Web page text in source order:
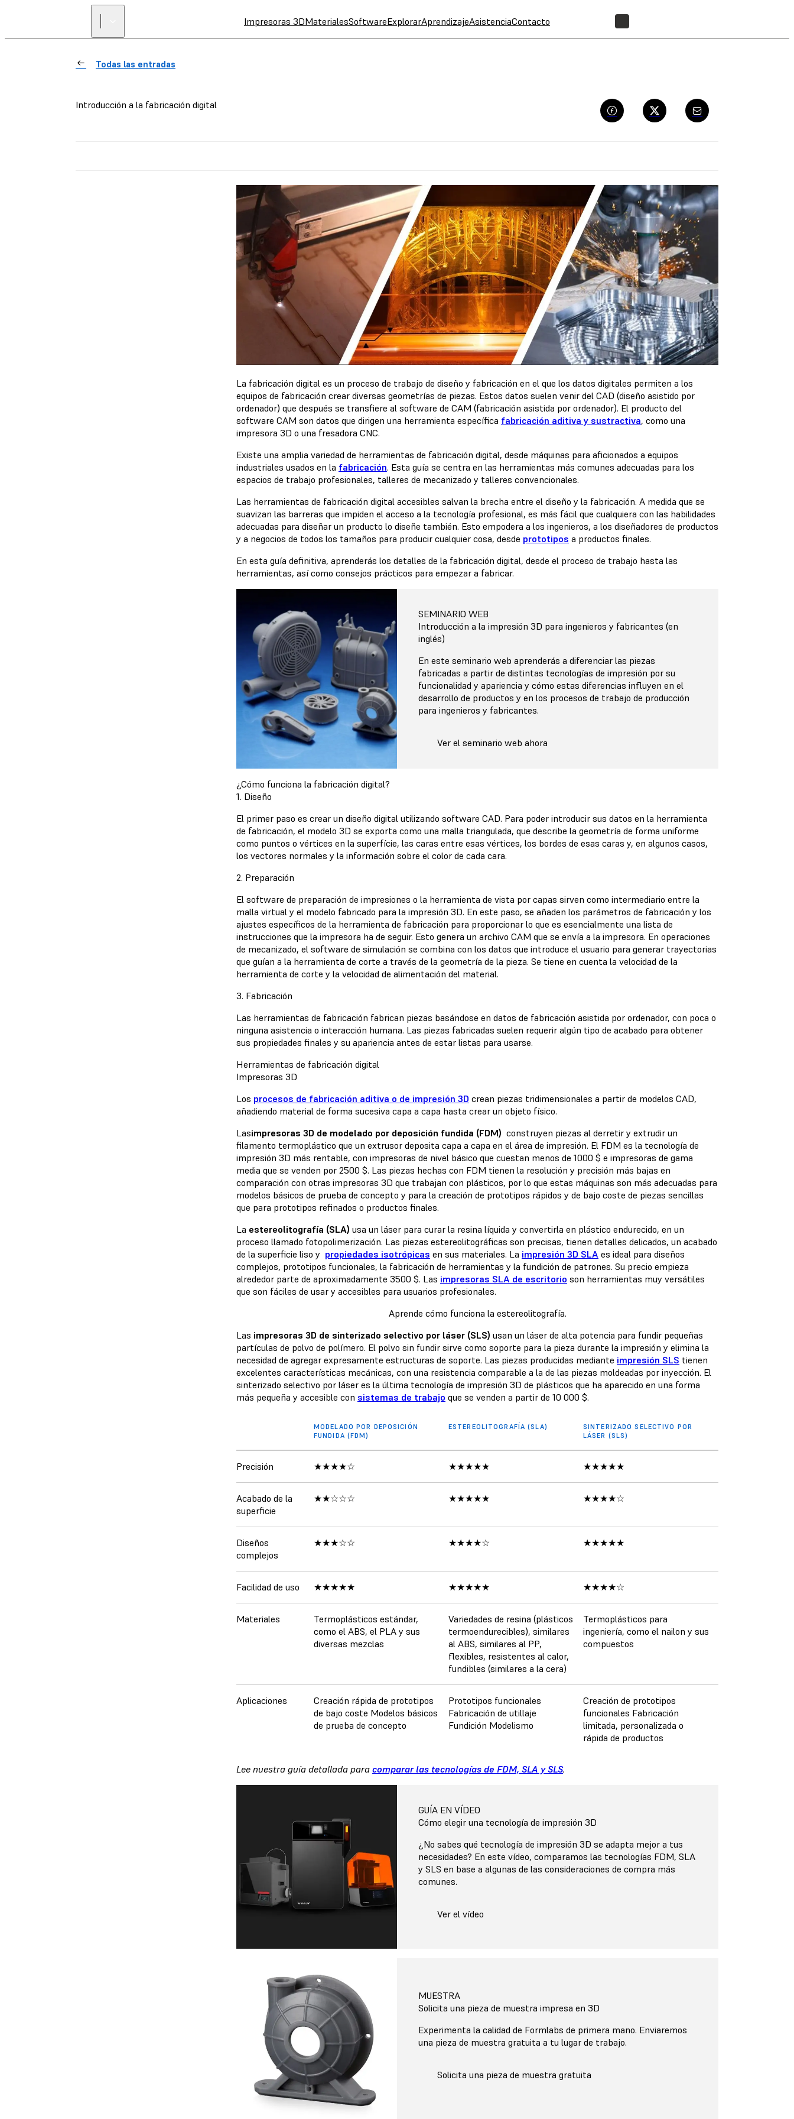
Impresoras 3DMaterialesSoftwareExplorarAprendizajeAsistenciaContacto
Todas las entradas
Introducción a la fabricación digital
La fabricación digital es un proceso de trabajo de diseño y fabricación en el que los datos digitales permiten a los
equipos de fabricación crear diversas geometrías de piezas. Estos datos suelen venir del CAD (diseño asistido por
ordenador) que después se transfiere al software de CAM (fabricación asistida por ordenador). El producto del
software CAM son datos que dirigen una herramienta específica fabricación aditiva y sustractiva, como una
impresora 3D o una fresadora CNC.
Existe una amplia variedad de herramientas de fabricación digital, desde máquinas para aficionados a equipos
industriales usados en la fabricación. Esta guía se centra en las herramientas más comunes adecuadas para los
espacios de trabajo profesionales, talleres de mecanizado y talleres convencionales.
Las herramientas de fabricación digital accesibles salvan la brecha entre el diseño y la fabricación. A medida que se
suavizan las barreras que impiden el acceso a la tecnología profesional, es más fácil que cualquiera con las habilidades
adecuadas para diseñar un producto lo diseñe también. Esto empodera a los ingenieros, a los diseñadores de productos
y a negocios de todos los tamaños para producir cualquier cosa, desde prototipos a productos finales.
En esta guía definitiva, aprenderás los detalles de la fabricación digital, desde el proceso de trabajo hasta las
herramientas, así como consejos prácticos para empezar a fabricar.
SEMINARIO WEB
Introducción a la impresión 3D para ingenieros y fabricantes (en
inglés)
En este seminario web aprenderás a diferenciar las piezas
fabricadas a partir de distintas tecnologías de impresión por su
funcionalidad y apariencia y cómo estas diferencias influyen en el
desarrollo de productos y en los procesos de trabajo de producción
para ingenieros y fabricantes.
Ver el seminario web ahora
¿Cómo funciona la fabricación digital?
1. Diseño
El primer paso es crear un diseño digital utilizando software CAD. Para poder introducir sus datos en la herramienta
de fabricación, el modelo 3D se exporta como una malla triangulada, que describe la geometría de forma uniforme
como puntos o vértices en la superfície, las caras entre esas vértices, los bordes de esas caras y, en algunos casos,
los vectores normales y la información sobre el color de cada cara.
2. Preparación
El software de preparación de impresiones o la herramienta de vista por capas sirven como intermediario entre la
malla virtual y el modelo fabricado para la impresión 3D. En este paso, se añaden los parámetros de fabricación y los
ajustes específicos de la herramienta de fabricación para proporcionar lo que es esencialmente una lista de
instrucciones que la impresora ha de seguir. Esto genera un archivo CAM que se envía a la impresora. En operaciones
de mecanizado, el software de simulación se combina con los datos que introduce el usuario para generar trayectorias
que guían a la herramienta de corte a través de la geometría de la pieza. Se tiene en cuenta la velocidad de la
herramienta de corte y la velocidad de alimentación del material.
3. Fabricación
Las herramientas de fabricación fabrican piezas basándose en datos de fabricación asistida por ordenador, con poca o
ninguna asistencia o interacción humana. Las piezas fabricadas suelen requerir algún tipo de acabado para obtener
sus propiedades finales y su apariencia antes de estar listas para usarse.
Herramientas de fabricación digital
Impresoras 3D
Los procesos de fabricación aditiva o de impresión 3D crean piezas tridimensionales a partir de modelos CAD,
añadiendo material de forma sucesiva capa a capa hasta crear un objeto físico.
Lasimpresoras 3D de modelado por deposición fundida (FDM) construyen piezas al derretir y extrudir un
filamento termoplástico que un extrusor deposita capa a capa en el área de impresión. El FDM es la tecnología de
impresión 3D más rentable, con impresoras de nivel básico que cuestan menos de 1000 $ e impresoras de gama
media que se venden por 2500 $. Las piezas hechas con FDM tienen la resolución y precisión más bajas en
comparación con otras impresoras 3D que trabajan con plásticos, por lo que estas máquinas son más adecuadas para
modelos básicos de prueba de concepto y para la creación de prototipos rápidos y de bajo coste de piezas sencillas
que para prototipos refinados o productos finales.
La estereolitografía (SLA) usa un láser para curar la resina líquida y convertirla en plástico endurecido, en un
proceso llamado fotopolimerización. Las piezas estereolitográficas son precisas, tienen detalles delicados, un acabado
de la superficie liso y propiedades isotrópicas en sus materiales. La impresión 3D SLA es ideal para diseños
complejos, prototipos funcionales, la fabricación de herramientas y la fundición de patrones. Su precio empieza
alrededor parte de aproximadamente 3500 $. Las impresoras SLA de escritorio son herramientas muy versátiles
que son fáciles de usar y accesibles para usuarios profesionales.
Aprende cómo funciona la estereolitografía.
Las impresoras 3D de sinterizado selectivo por láser (SLS) usan un láser de alta potencia para fundir pequeñas
partículas de polvo de polímero. El polvo sin fundir sirve como soporte para la pieza durante la impresión y elimina la
necesidad de agregar expresamente estructuras de soporte. Las piezas producidas mediante impresión SLS tienen
excelentes características mecánicas, con una resistencia comparable a la de las piezas moldeadas por inyección. El
sinterizado selectivo por láser es la última tecnología de impresión 3D de plásticos que ha aparecido en una forma
más pequeña y accesible con sistemas de trabajo que se venden a partir de 10 000 $.
MODELADO POR DEPOSICIÓN
FUNDIDA (FDM)
ESTEREOLITOGRAFÍA (SLA)
SINTERIZADO SELECTIVO POR
LÁSER (SLS)
Precisión ★★★★☆ ★★★★★ ★★★★★
Acabado de la
superficie
★★☆☆☆ ★★★★★ ★★★★☆
Diseños
complejos
★★★☆☆ ★★★★☆ ★★★★★
Facilidad de uso ★★★★★ ★★★★★ ★★★★☆
Materiales
Termoplásticos estándar,
como el ABS, el PLA y sus
diversas mezclas
Variedades de resina (plásticos
termoendurecibles), similares
al ABS, similares al PP,
flexibles, resistentes al calor,
fundibles (similares a la cera)
Termoplásticos para
ingeniería, como el nailon y sus
compuestos
Aplicaciones
Creación rápida de prototipos
de bajo coste Modelos básicos
de prueba de concepto
Prototipos funcionales
Fabricación de utillaje
Fundición Modelismo
Creación de prototipos
funcionales Fabricación
limitada, personalizada o
rápida de productos
Lee nuestra guía detallada para comparar las tecnologías de FDM, SLA y SLS.
GUÍA EN VÍDEO
Cómo elegir una tecnología de impresión 3D
¿No sabes qué tecnología de impresión 3D se adapta mejor a tus
necesidades? En este vídeo, comparamos las tecnologías FDM, SLA
y SLS en base a algunas de las consideraciones de compra más
comunes.
Ver el vídeo
MUESTRA
Solicita una pieza de muestra impresa en 3D
Experimenta la calidad de Formlabs de primera mano. Enviaremos
una pieza de muestra gratuita a tu lugar de trabajo.
Solicita una pieza de muestra gratuita